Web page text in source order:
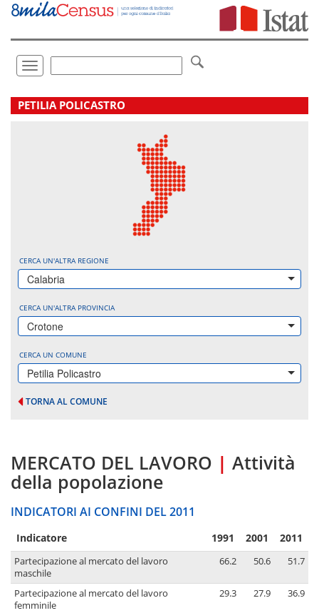
Vai
direttamente
Toggle
navigation
.
PETILIA POLICASTRO
CERCA UN'ALTRA REGIONE
Calabria
CERCA UN'ALTRA PROVINCIA
Crotone
CERCA UN COMUNE
Petilia Policastro
TORNA AL COMUNE
MERCATO DEL LAVORO | Attività
della popolazione
INDICATORI AI CONFINI DEL 2011
Indicatore 1991 2001 2011
Partecipazione al mercato del lavoro
maschile
66.2 50.6 51.7
Partecipazione al mercato del lavoro
femminile
29.3 27.9 36.9